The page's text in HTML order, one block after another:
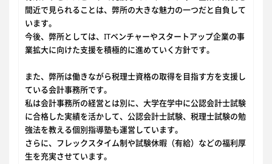
間近で見られることは、弊所の大きな魅力の一つだと自負して
います。
今後、弊所としては、ITベンチャーやスタートアップ企業の事
業拡大に向けた支援を積極的に進めていく方針です。
また、弊所は働きながら税理士資格の取得を目指す方を支援し
ている会計事務所です。
私は会計事務所の経営とは別に、大学在学中に公認会計士試験
に合格した実績を活かして、公認会計士試験、税理士試験の勉
強法を教える個別指導塾も運営しています。
さらに、フレックスタイム制や試験休暇（有給）などの福利厚
生を充実させています。